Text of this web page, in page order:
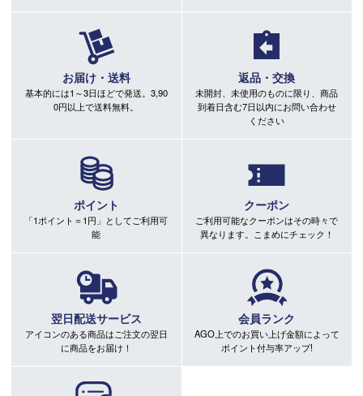
お届け・送料
基本的には1～3日ほどで発送。3,90
0円以上で送料無料。
返品・交換
未開封、未使用のものに限り、商品
到着日含む7日以内にお問い合わせ
ください
ポイント
「1ポイント＝1円」としてご利用可
能
クーポン
ご利用可能なクーポンはその時々で
異なります。こまめにチェック！
翌日配送サービス
アイコンのある商品はご注文の翌日
に商品をお届け！
会員ランク
AGO上でのお買い上げ金額によって
ポイント付与率アップ!